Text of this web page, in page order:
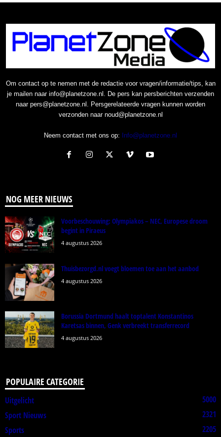
Om contact op te nemen met de redactie voor vragen/informatie/tips, kan
je mailen naar info@planetzone.nl. De pers kan persberichten verzenden
naar pers@planetzone.nl. Persgerelateerde vragen kunnen worden
verzonden naar noud@planetzone.nl
Neem contact met ons op: Info@planetzone.nl
NOG MEER NIEUWS
Voorbeschouwing: Olympiakos – NEC, Europese droom
begint in Piraeus
4 augustus 2026
Thuisbezorgd.nl voegt bloemen toe aan het aanbod
4 augustus 2026
Borussia Dortmund haalt toptalent Konstantinos
Karetsas binnen, Genk verbreekt transferrecord
4 augustus 2026
POPULAIRE CATEGORIE
Uitgelicht
5000
Sport Nieuws
2321
Sports
2205